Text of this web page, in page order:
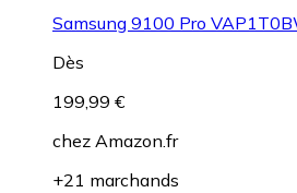
Samsung 9100 Pro
Dès
199,99 €
chez Amazon.fr
+21 marchands